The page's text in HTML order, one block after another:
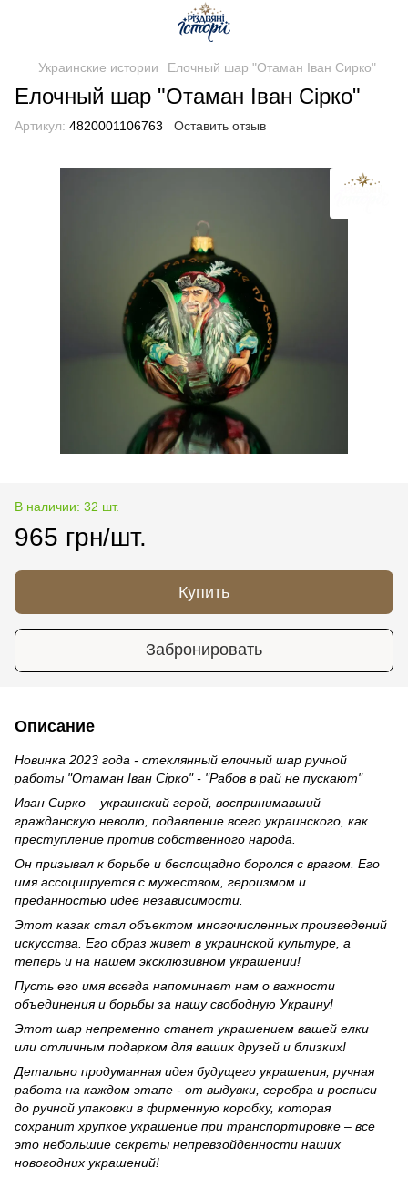
Украинские истории Елочный шар "Отаман Іван Сирко"
Елочный шар "Отаман Іван Сірко"
Артикул: 4820001106763 Оставить отзыв
В наличии: 32 шт.
965 грн/шт.
Купить
Забронировать
Описание
Новинка 2023 года - стеклянный елочный шар ручной
работы "Отаман Іван Сірко" - "Рабов в рай не пускают"
Иван Сирко – украинский герой, воспринимавший
гражданскую неволю, подавление всего украинского, как
преступление против собственного народа.
Он призывал к борьбе и беспощадно боролся с врагом. Его
имя ассоциируется с мужеством, героизмом и
преданностью идее независимости.
Этот казак стал объектом многочисленных произведений
искусства. Его образ живет в украинской культуре, а
теперь и на нашем эксклюзивном украшении!
Пусть его имя всегда напоминает нам о важности
объединения и борьбы за нашу свободную Украину!
Этот шар непременно станет украшением вашей елки
или отличным подарком для ваших друзей и близких!
Детально продуманная идея будущего украшения, ручная
работа на каждом этапе - от выдувки, серебра и росписи
до ручной упаковки в фирменную коробку, которая
сохранит хрупкое украшение при транспортировке – все
это небольшие секреты непревзойденности наших
новогодних украшений!